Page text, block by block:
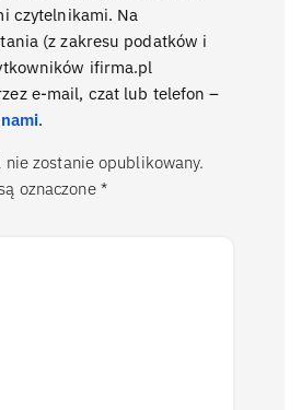
czytelnikami. Na
(z zakresu podatków i
ifirma.pl
e-mail, czat lub telefon –
.
zostanie opublikowany.
oznaczone *